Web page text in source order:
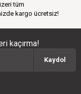
tüm
kargo ücretsiz!
kaçırma!
Kaydol